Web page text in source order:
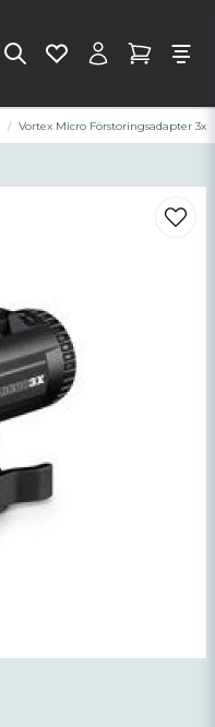
Vortex Micro Förstoringsadapter 3x